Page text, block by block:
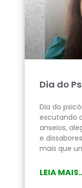
Dia do
Dia do
escutando
anseios,
e
mais que
LEIA